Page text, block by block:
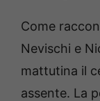
Come
Nevischi e
mattutina il
assente. La